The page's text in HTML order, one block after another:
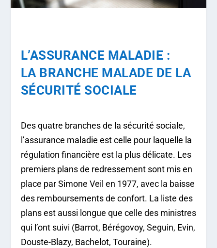
L’ASSURANCE MALADIE :
LA BRANCHE MALADE DE LA
SÉCURITÉ SOCIALE
Des quatre branches de la sécurité sociale,
l’assurance maladie est celle pour laquelle la
régulation financière est la plus délicate. Les
premiers plans de redressement sont mis en
place par Simone Veil en 1977, avec la baisse
des remboursements de confort. La liste des
plans est aussi longue que celle des ministres
qui l’ont suivi (Barrot, Bérégovoy, Seguin, Evin,
Douste-Blazy, Bachelot, Touraine).